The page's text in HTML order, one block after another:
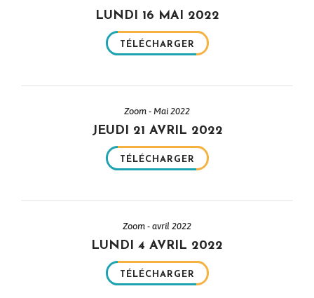
LUNDI 16 MAI 2022
TÉLÉCHARGER
Zoom - Mai 2022
JEUDI 21 AVRIL 2022
TÉLÉCHARGER
Zoom - avril 2022
LUNDI 4 AVRIL 2022
TÉLÉCHARGER